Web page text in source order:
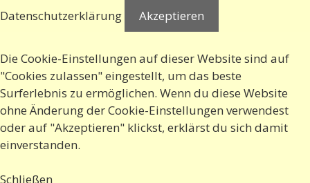
Datenschutzerklärung
Akzeptieren
Die Cookie-Einstellungen auf dieser Website sind auf
"Cookies zulassen" eingestellt, um das beste
Surferlebnis zu ermöglichen. Wenn du diese Website
ohne Änderung der Cookie-Einstellungen verwendest
oder auf "Akzeptieren" klickst, erklärst du sich damit
einverstanden.
Schließen